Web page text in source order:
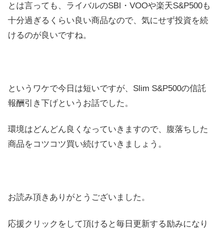
とは言っても、ライバルのSBI・VOOや楽天S&P500も
十分過ぎるくらい良い商品なので、気にせず投資を続
けるのが良いですね。
というワケで今日は短いですが、Slim S&P500の信託
報酬引き下げというお話でした。
環境はどんどん良くなっていきますので、腹落ちした
商品をコツコツ買い続けていきましょう。
お読み頂きありがとうございました。
応援クリックをして頂けると毎日更新する励みになり